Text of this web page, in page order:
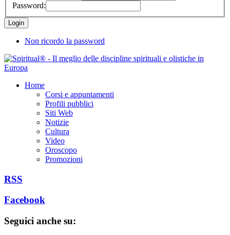
Password:
Non ricordo la password
Home
Corsi e appuntamenti
Profili pubblici
Siti Web
Notizie
Cultura
Video
Oroscopo
Promozioni
RSS
Facebook
Seguici anche su: